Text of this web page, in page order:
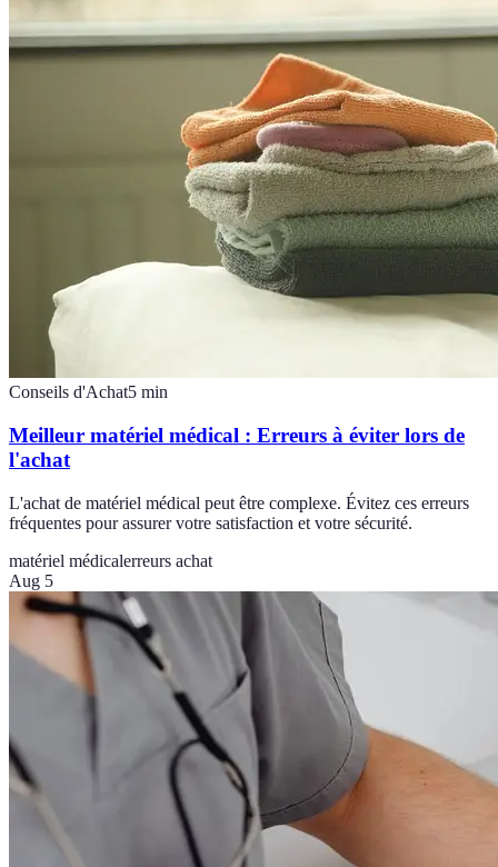
Conseils d'Achat5 min
Meilleur matériel médical : Erreurs à éviter lors de
l'achat
L'achat de matériel médical peut être complexe. Évitez ces erreurs
fréquentes pour assurer votre satisfaction et votre sécurité.
matériel médicalerreurs achat
Aug 5